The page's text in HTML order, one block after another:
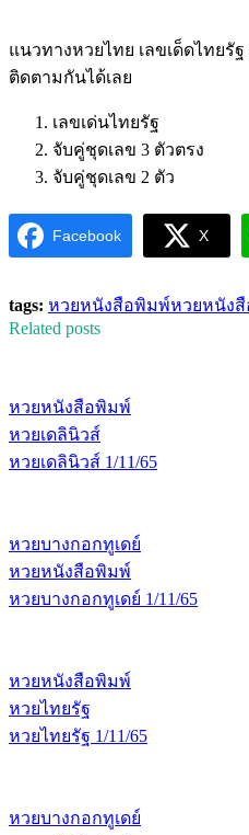
แนวทางหวยไทย เลขเด็ดไทยรั
ติดตามกันได้เลย
เลขเด่นไทยรัฐ
จับคู่ชุดเลข 3 ตัวตรง
จับคู่ชุดเลข 2 ตัว
Facebook X
tags: หวยหนังสือพิมพ์หวยหนัง
Related posts
หวยหนังสือพิมพ์
หวยเดลินิวส์
หวยเดลินิวส์ 1/11/65
หวยบางกอกทูเดย์
หวยหนังสือพิมพ์
หวยบางกอกทูเดย์ 1/11/65
หวยหนังสือพิมพ์
หวยไทยรัฐ
หวยไทยรัฐ 1/11/65
หวยบางกอกทูเดย์